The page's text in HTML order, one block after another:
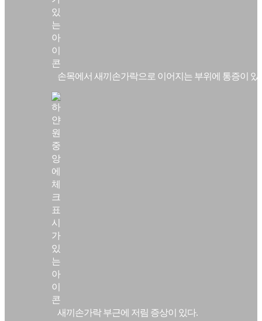
손목에서 새끼손가락으로 이어지는 부위에 통증이 있
새끼손가락 부근에 저림 증상이 있다.